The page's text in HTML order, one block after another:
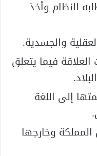
النظام وأخذ
والجسدية.
فيما يتعلق
إلى اللغة
وخارجها